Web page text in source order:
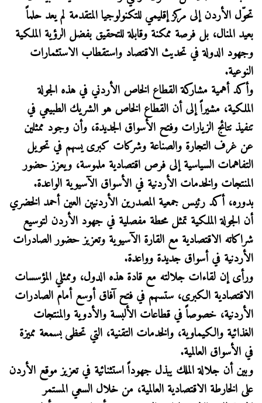
تحوّل الأردن إلى مركز إقليمي للتكنولوجيا المتقدمة لم يعد حلماً
بعيد المنال، بل فرصة ممكنة وقابلة للتحقيق بفضل الرؤية الملكية
وجهود الدولة في تحديث الاقتصاد واستقطاب الاستثمارات
النوعية.
وأكد أهمية مشاركة القطاع الخاص الأردني في هذه الجولة
الملكية، مشيراً إلى أن القطاع الخاص هو الشريك الطبيعي في
تنفيذ نتائج الزيارات وفتح الأسواق الجديدة، وأن وجود ممثلين
عن غرف التجارة والصناعة وشركات كبرى يسهم في تحويل
التفاهمات السياسية إلى فرص اقتصادية ملموسة، ويعزز حضور
المنتجات والخدمات الأردنية في الأسواق الآسيوية الواعدة.
بدوره، أكد رئيس جمعية المصدرين الأردنيين العين أحمد الخضري
أن الجولة الملكية تمثل محطة مفصلية في جهود الأردن لتوسيع
شراكاته الاقتصادية مع القارة الآسيوية وتعزيز حضور الصادرات
الأردنية في أسواق جديدة وواعدة.
ورأى إن لقاءات جلالته مع قادة هذه الدول، وممثلي المؤسسات
الاقتصادية الكبرى، ستسهم في فتح آفاق أوسع أمام الصادرات
الأردنية، خصوصاً في قطاعات الألبسة والأدوية والمنتجات
الغذائية والكيماوية، والخدمات التقنية، التي تحظى بسمعة مميزة
في الأسواق العالمية.
وبين أن جلالة الملك يبذل جهوداً استثنائية في تعزيز موقع الأردن
على الخارطة الاقتصادية العالمية، من خلال السعي المستمر